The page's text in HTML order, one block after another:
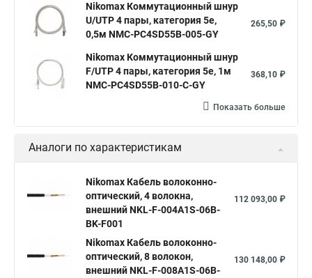
Nikomax Коммутационный шнур
U/UTP 4 пары, категория 5е,
0,5м NMC-PC4SD55B-005-GY
265,50 ₽
Nikomax Коммутационный шнур
F/UTP 4 пары, категория 5е, 1м
NMC-PC4SD55B-010-C-GY
368,10 ₽
Показать больше
Аналоги по характеристикам
Nikomax Кабель волоконно-
оптический, 4 волокна,
внешний NKL-F-004A1S-06B-
BK-F001
112 093,00 ₽
Nikomax Кабель волоконно-
оптический, 8 волокон,
внешний NKL-F-008A1S-06B-
130 148,00 ₽